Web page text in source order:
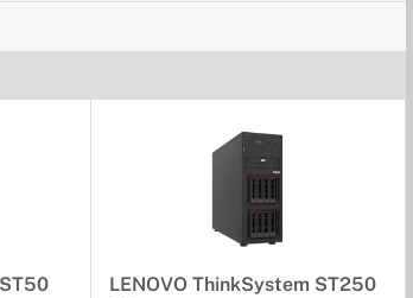
tou pravou voľbou pre vaše podnikanie.
Rack sú tým pravým riešením pre vaše
LENOVO ThinkSystem ST250